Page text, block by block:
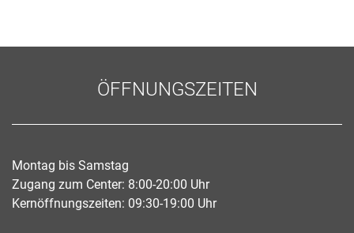
ÖFFNUNGSZEITEN
Montag bis Samstag
Zugang zum Center: 8:00-20:00 Uhr
Kernöffnungszeiten: 09:30-19:00 Uhr